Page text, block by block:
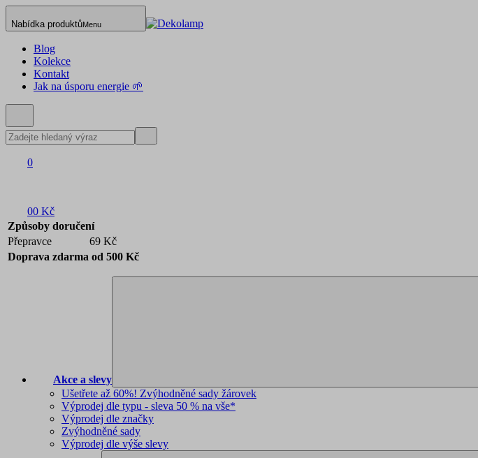
Nabídka produktůMenu
Blog
Kolekce
Kontakt
Jak na úsporu energie 🌱
0
00 Kč
Způsoby doručení
Přepravce
69 Kč
Doprava zdarma od 500 Kč
Akce a slevy
Ušetřete až 60%! Zvýhodněné sady žárovek
Výprodej dle typu - sleva 50 % na vše*
Výprodej dle značky
Zvýhodněné sady
Výprodej dle výše slevy